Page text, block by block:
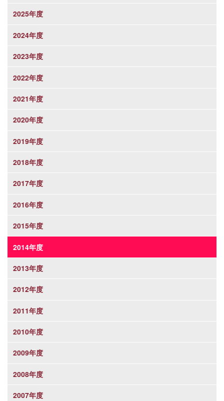
2025年度
2024年度
2023年度
2022年度
2021年度
2020年度
2019年度
2018年度
2017年度
2016年度
2015年度
2014年度
2013年度
2012年度
2011年度
2010年度
2009年度
2008年度
2007年度